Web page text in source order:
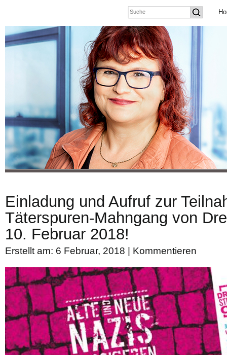
Einladung und Aufruf zur
Täterspuren-Mahngang von
10. Februar 2018!
Erstellt am: 6 Februar, 2018 | Kommentieren